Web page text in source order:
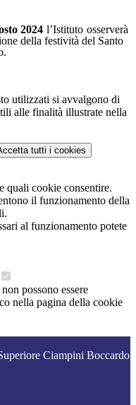
2024 l’Istituto osserverà
della festività del Santo
utilizzati si avvalgono di
alle finalità illustrate nella
tutti i cookies
quali cookie consentire.
il funzionamento della
al funzionamento potete
possono essere
nella pagina della cookie
Ciampini Boccardo